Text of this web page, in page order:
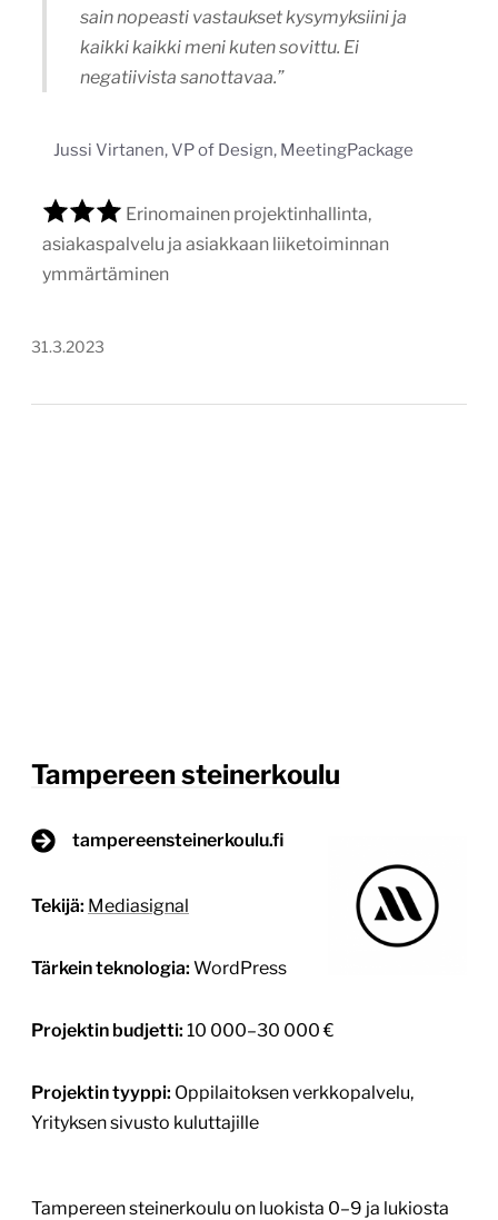
sain nopeasti vastaukset kysymyksiini ja
kaikki kaikki meni kuten sovittu. Ei
negatiivista sanottavaa.”
Jussi Virtanen, VP of Design, MeetingPackage
Erinomainen projektinhallinta,
asiakaspalvelu ja asiakkaan liiketoiminnan
ymmärtäminen
31.3.2023
Tampereen steinerkoulu
tampereensteinerkoulu.fi
Tekijä: Mediasignal
Tärkein teknologia: WordPress
Projektin budjetti: 10 000–30 000 €
Projektin tyyppi: Oppilaitoksen verkkopalvelu,
Yrityksen sivusto kuluttajille
Tampereen steinerkoulu on luokista 0–9 ja lukiosta